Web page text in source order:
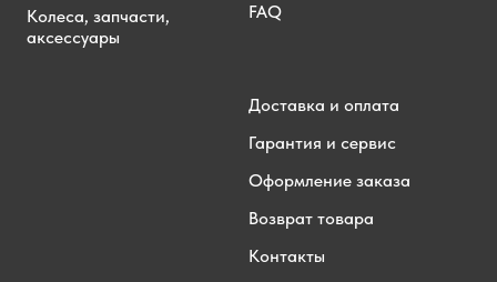
Колеса, запчасти,
аксессуары
FAQ
Доставка и оплата
Гарантия и сервис
Оформление заказа
Возврат товара
Контакты